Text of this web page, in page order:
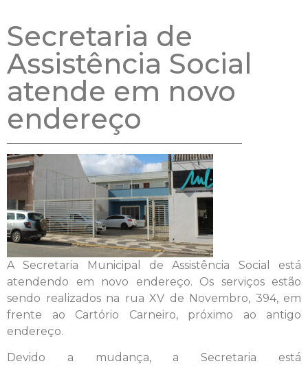
Secretaria de
Assistência Social
atende em novo
endereço
A Secretaria Municipal de Assistência Social está
atendendo em novo endereço. Os serviços estão
sendo realizados na rua XV de Novembro, 394, em
frente ao Cartório Carneiro, próximo ao antigo
endereço.
Devido a mudança, a Secretaria está